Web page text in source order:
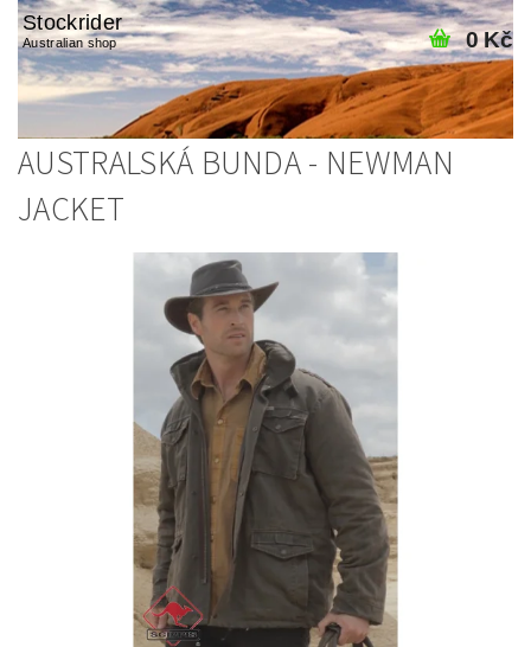
Stockrider
Australian shop 0 Kč
AUSTRALSKÁ BUNDA - NEWMAN
JACKET